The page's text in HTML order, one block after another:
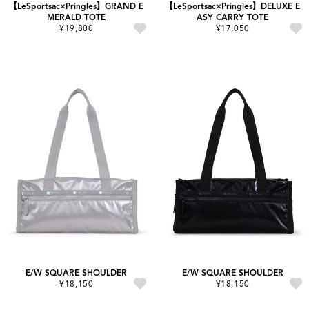
【LeSportsac×Pringles】GRAND E
MERALD TOTE
¥19,800
【LeSportsac×Pringles】DELUXE E
ASY CARRY TOTE
¥17,050
E/W SQUARE SHOULDER
¥18,150
E/W SQUARE SHOULDER
¥18,150